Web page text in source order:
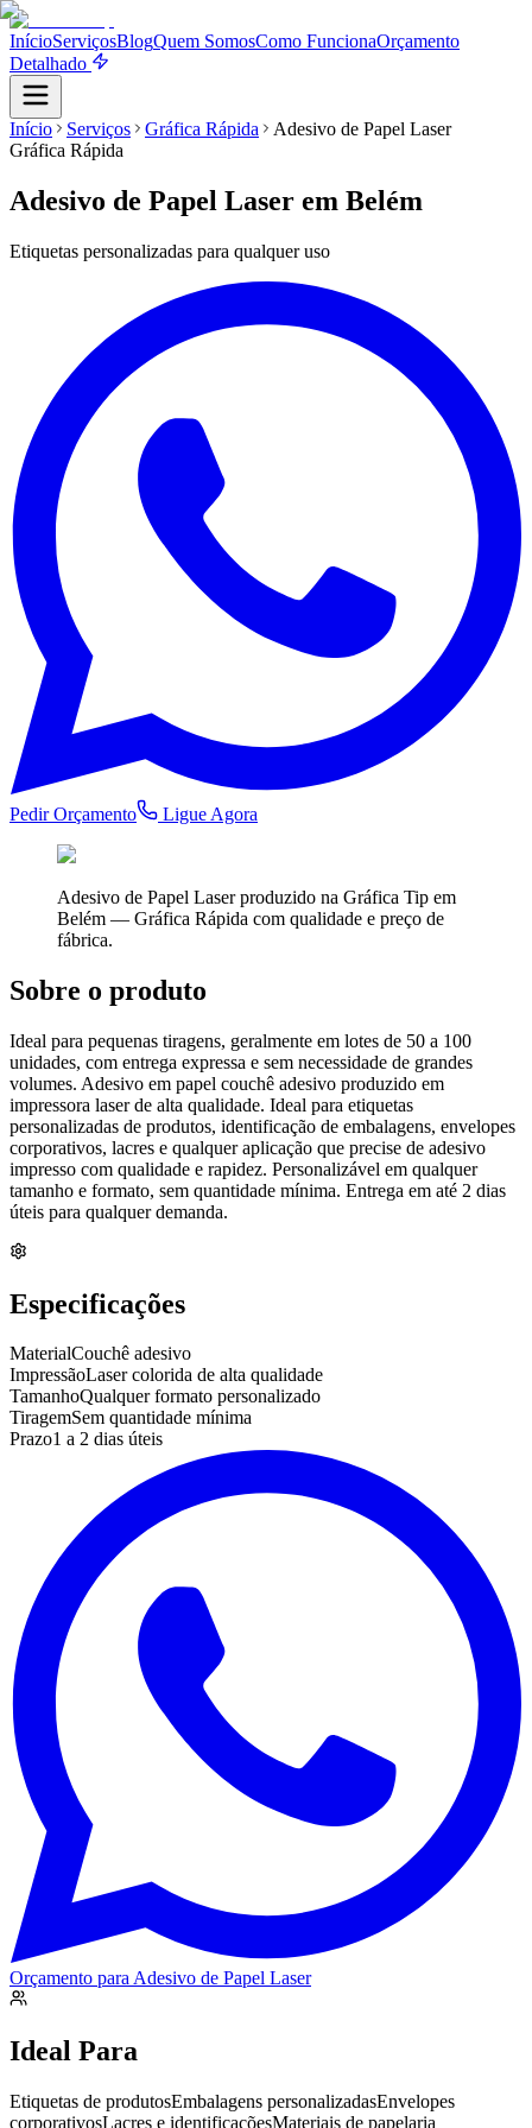
InícioServiçosBlogQuem SomosComo FuncionaOrçamento
Detalhado
Início Serviços Gráfica Rápida
Adesivo de Papel Laser
Gráfica Rápida
Adesivo de Papel Laser em Belém
Etiquetas personalizadas para qualquer uso
Pedir Orçamento Ligue Agora
Adesivo de Papel Laserproduzido na Gráfica Tip em
Belém — Gráfica Rápida com qualidade e preço de
fábrica.
Sobre o produto
Ideal para pequenas tiragens, geralmente em lotes de 50 a 100
unidades, com entrega expressa e sem necessidade de grandes
volumes. Adesivo em papel couchê adesivo produzido em
impressora laser de alta qualidade. Ideal para etiquetas
personalizadas de produtos, identificação de embalagens, envelopes
corporativos, lacres e qualquer aplicação que precise de adesivo
impresso com qualidade e rapidez. Personalizável em qualquer
tamanho e formato, sem quantidade mínima. Entrega em até 2 dias
úteis para qualquer demanda.
Especificações
MaterialCouchê adesivo
ImpressãoLaser colorida de alta qualidade
TamanhoQualquer formato personalizado
TiragemSem quantidade mínima
Prazo1 a 2 dias úteis
Orçamento paraAdesivo de Papel Laser
Ideal Para
Etiquetas de produtosEmbalagens personalizadasEnvelopes
corporativosLacres e identificaçõesMateriais de papelaria